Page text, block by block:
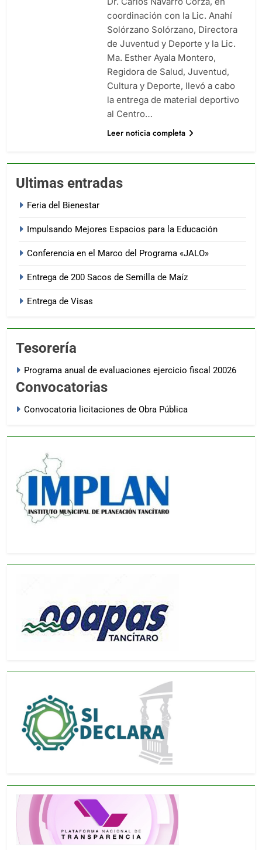
coordinación con la Lic. Anahí
Solórzano Solórzano, Directora
de Juventud y Deporte y la Lic.
Ma. Esther Ayala Montero,
Regidora de Salud, Juventud,
Cultura y Deporte, llevó a cabo
la entrega de material deportivo
al Centro…
Leer noticia completa
Ultimas entradas
Feria del Bienestar
Impulsando Mejores Espacios para la Educación
Conferencia en el Marco del Programa «JALO»
Entrega de 200 Sacos de Semilla de Maíz
Entrega de Visas
Tesorería
Programa anual de evaluaciones ejercicio fiscal 20026
Convocatorias
Convocatoria licitaciones de Obra Pública